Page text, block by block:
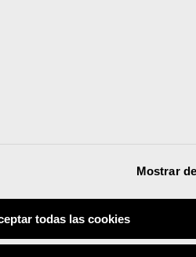
Mostrar
todas las cookies
Valencia
Valencia CA
del club